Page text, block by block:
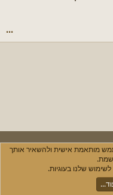
•••
S
Community
מותאמת אישית ולהשאיר אותך
שלנו בעוגיות.